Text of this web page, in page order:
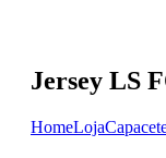
Jersey LS
HomeLoja